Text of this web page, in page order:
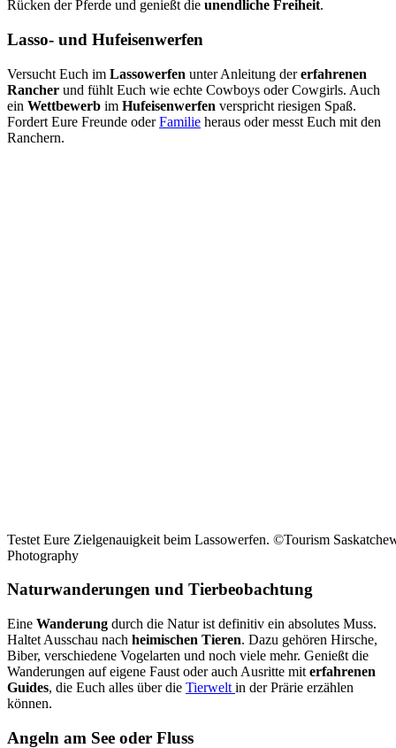
Rücken der Pferde und genießt die unendliche Freiheit.
Lasso- und Hufeisenwerfen
Versucht Euch im Lassowerfen unter Anleitung dererfahrenen
Rancher und fühlt Euch wie echte Cowboys oder Cowgirls. Auch
ein Wettbewerb im Hufeisenwerfen verspricht riesigen Spaß.
Fordert Eure Freunde oderFamilie heraus oder messt Euch mit den
Ranchern.
Testet Eure Zielgenauigkeit beim Lassowerfen. ©Tourism
Photography
Naturwanderungen und Tierbeobachtung
Eine Wanderung durch die Natur ist definitiv ein absolutes Muss.
Haltet Ausschau nach heimischen Tieren. Dazu gehören Hirsche,
Biber, verschiedene Vogelarten und noch viele mehr. Genießt die
Wanderungen auf eigene Faust oder auch Ausritte mit erfahrenen
Guides, die Euch alles über die Tierwelt in der Prärie erzählen
können.
Angeln am See oder Fluss